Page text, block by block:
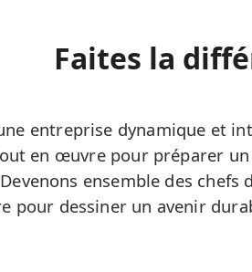
Faites la
entreprise dynamique et
en œuvre pour préparer
ensemble des
pour dessiner un avenir